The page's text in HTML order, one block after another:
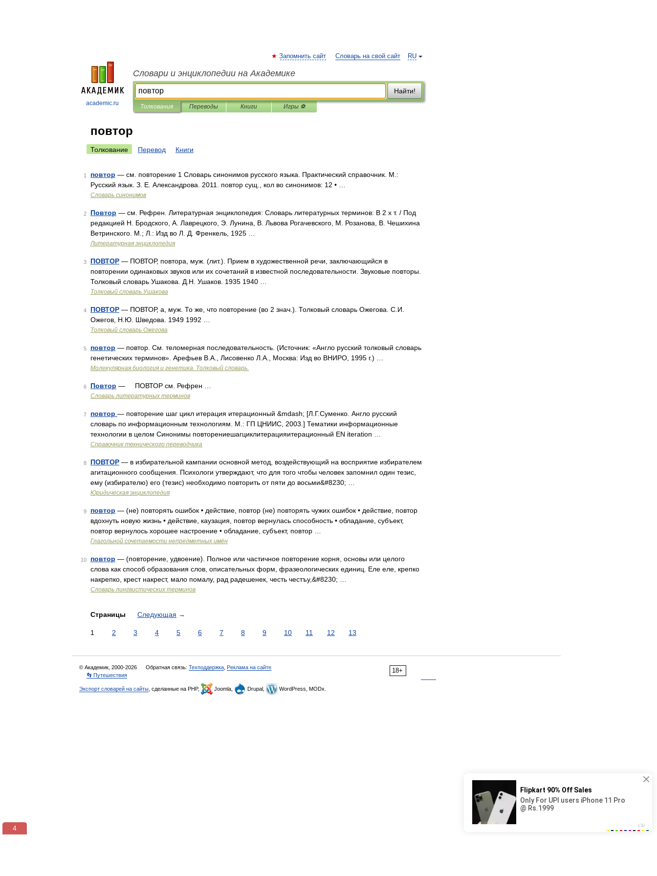
academic.ru
RU
Запомнить сайт Словарь на свой сайт
Словари и энциклопедии на Академике
Найти!
Толкования Переводы Книги Игры ⚽
повтор
Толкование Перевод Книги
1 повтор — см. повторение 1 Словарь синонимов русского языка. Практический справочник. М.:
Русский язык. З. Е. Александрова. 2011. повтор сущ., кол во синонимов: 12 • …
Словарь синонимов
2 Повтор — см. Рефрен. Литературная энциклопедия: Словарь литературных терминов: В 2 х т. / Под
редакцией Н. Бродского, А. Лаврецкого, Э. Лунина, В. Львова Рогачевского, М. Розанова, В. Чешихина
Ветринского. М.; Л.: Изд во Л. Д. Френкель, 1925 …
Литературная энциклопедия
3 ПОВТОР — ПОВТОР, повтора, муж. (лит.). Прием в художественной речи, заключающийся в
повторении одинаковых звуков или их сочетаний в известной последовательности. Звуковые повторы.
Толковый словарь Ушакова. Д.Н. Ушаков. 1935 1940 …
Толковый словарь Ушакова
4 ПОВТОР — ПОВТОР, а, муж. То же, что повторение (во 2 знач.). Толковый словарь Ожегова. С.И.
Ожегов, Н.Ю. Шведова. 1949 1992 …
Толковый словарь Ожегова
5 повтор — повтор. См. теломерная последовательность. (Источник: «Англо русский толковый словарь
генетических терминов». Арефьев В.А., Лисовенко Л.А., Москва: Изд во ВНИРО, 1995 г.) …
Молекулярная биология и генетика. Толковый словарь.
6 Повтор — ПОВТОР см. Рефрен …
Словарь литературных терминов
7 повтор — повторение шаг цикл итерация итерационный &mdash; [Л.Г.Суменко. Англо русский
словарь по информационным технологиям. М.: ГП ЦНИИС, 2003.] Тематики информационные
технологии в целом Синонимы повторениешагциклитерацияитерационный EN iteration …
Справочник технического переводчика
8 ПОВТОР — в избирательной кампании основной метод, воздействующий на восприятие избирателем
агитационного сообщения. Психологи утверждают, что для того чтобы человек запомнил один тезис,
ему (избирателю) его (тезис) необходимо повторить от пяти до восьми&#8230; …
Юридическая энциклопедия
9 повтор — (не) повторять ошибок • действие, повтор (не) повторять чужих ошибок • действие, повтор
вдохнуть новую жизнь • действие, каузация, повтор вернулась способность • обладание, субъект,
повтор вернулось хорошее настроение • обладание, субъект, повтор …
Глагольной сочетаемости непредметных имён
10 повтор — (повторение, удвоение). Полное или частичное повторение корня, основы или целого
слова как способ образования слов, описательных форм, фразеологических единиц. Еле еле, крепко
накрепко, крест накрест, мало помалу, рад радешенек, честь честъу,&#8230; …
Словарь лингвистических терминов
Страницы Следующая →
1 2 3 4 5 6 7 8 9 10 11 12 13
18+
© Академик, 2000-2026 Обратная связь: Техподдержка Реклама на сайте
👣 Путешествия
Экспорт словарей на сайты , сделанные на PHP, Joomla, Drupal, WordPress, MODx.
3